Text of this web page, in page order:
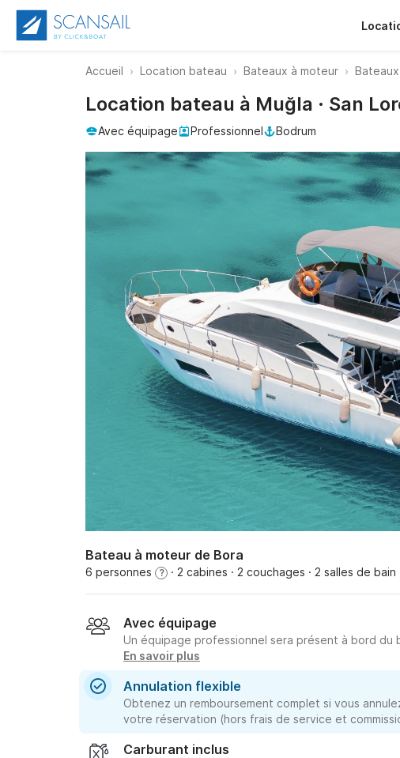
Accueil Location bateau Bateaux à moteur
Location bateau à Muğla · San
Avec équipage Professionnel Bodrum
Bateau à moteur de Bora
6 personnes ? · 2 cabines · 2 couchages · 2 salles de bain
Avec équipage
Un équipage professionnel sera présent à bord du
En savoir plus
Annulation flexible
Obtenez un remboursement complet si vous
votre réservation (hors frais de service et
Carburant inclus